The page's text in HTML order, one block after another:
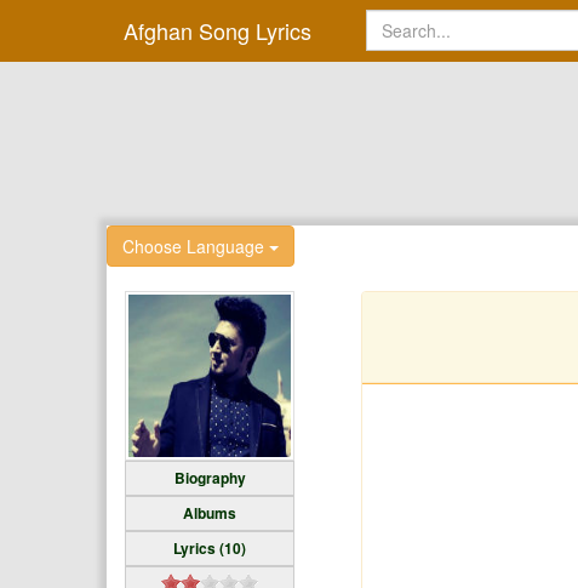
Afghan Song Lyrics
Choose Language
Biography
Albums
Lyrics (10)